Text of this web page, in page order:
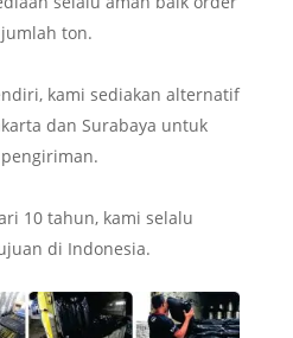
ton.
kami sediakan alternatif
dan Surabaya untuk
10 tahun, kami selalu
di Indonesia.